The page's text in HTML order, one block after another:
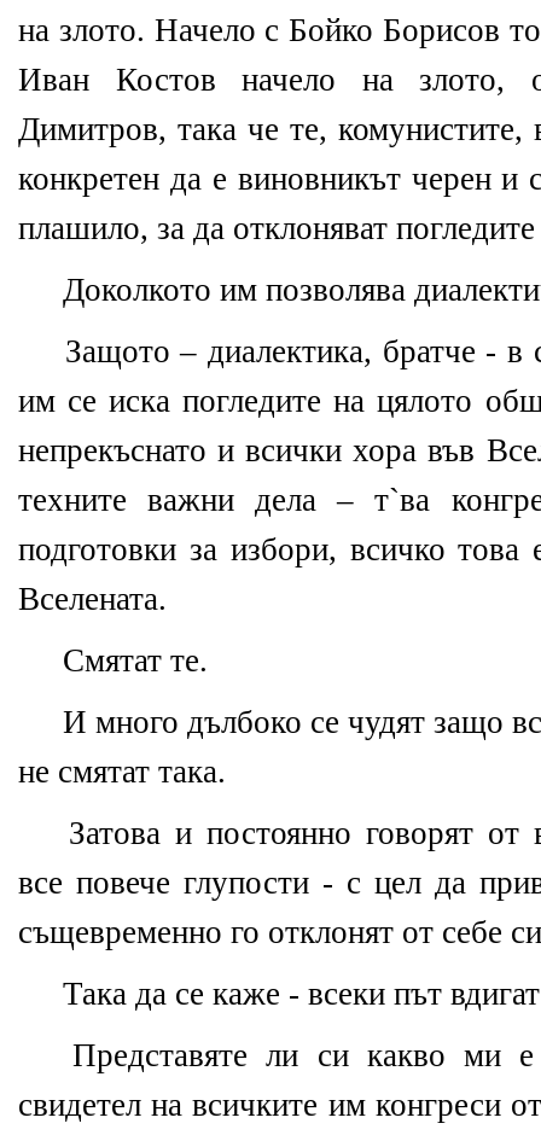
на злото. Начело с Бойко Борисов
Иван Костов начело на
Димитров, така че те, комунистите,
конкретен да е виновникът черен и
плашило, за да отклоняват
Доколкото им позволява
Защото – диалектика, братче -
им се иска погледите на цялото
непрекъснато и всички хора във
техните важни дела – т`ва
подготовки за избори, всичко
Вселената.
Смятат те.
И много дълбоко се чудят защо
не смятат така.
Затова и постоянно говорят от
все повече глупости - с цел да
същевременно го отклонят от себе
Така да се каже - всеки път
Представяте ли си какво ми
свидетел на всичките им конгреси